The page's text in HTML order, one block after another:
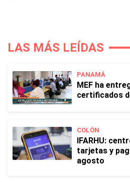
LAS MÁS LEÍDAS
PANAMÁ
MEF ha
certificados
COLÓN
IFARHU:
tarjetas y
agosto